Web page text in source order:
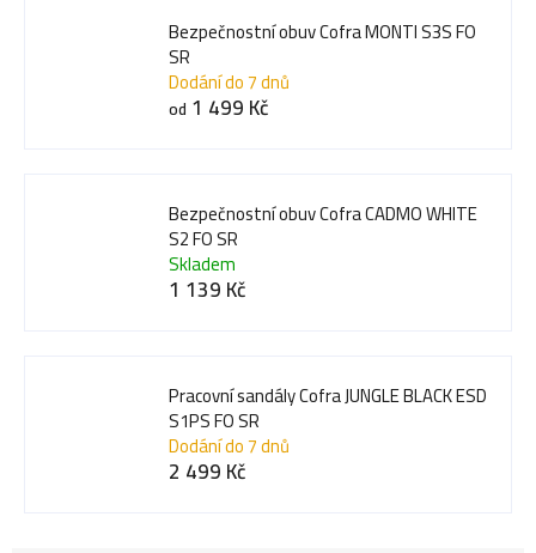
Bezpečnostní obuv Cofra MONTI S3S FO
SR
Dodání do 7 dnů
od 1 499 Kč
Bezpečnostní obuv Cofra CADMO WHITE
S2 FO SR
Skladem
1 139 Kč
Pracovní sandály Cofra JUNGLE BLACK ESD
S1PS FO SR
Dodání do 7 dnů
2 499 Kč